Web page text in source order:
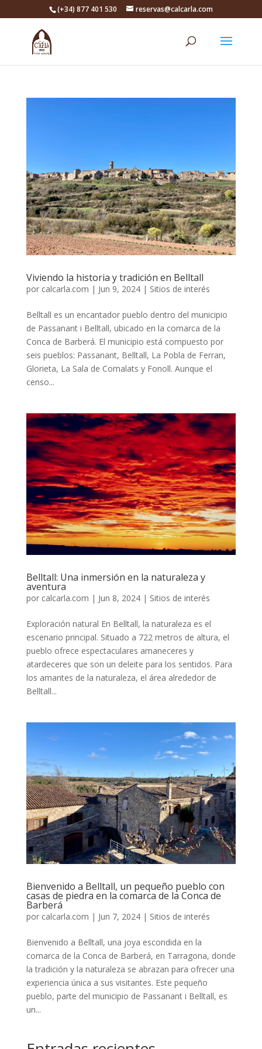
(+34) 877 401 530 reservas@calcarla.com
Viviendo la historia y tradición en Belltall
por calcarla.com | Jun 9, 2024| Sitios de interés
Belltall es un encantador pueblo dentro del municipio
de Passanant i Belltall, ubicado en la comarca de la
Conca de Barberá. El municipio está compuesto por
seis pueblos: Passanant, Belltall, La Pobla de Ferran,
Glorieta, La Sala de Comalats y Fonoll. Aunque el
censo...
Belltall: Una inmersión en la naturaleza y
aventura
por calcarla.com | Jun 8, 2024| Sitios de interés
Exploración natural En Belltall, la naturaleza es el
escenario principal. Situado a 722 metros de altura, el
pueblo ofrece espectaculares amaneceres y
atardeceres que son un deleite para los sentidos. Para
los amantes de la naturaleza, el área alrededor de
Belltall...
Bienvenido a Belltall, un pequeño pueblo con
casas de piedra en la comarca de la Conca de
Barberá
por calcarla.com | Jun 7, 2024| Sitios de interés
Bienvenido a Belltall, una joya escondida en la
comarca de la Conca de Barberá, en Tarragona, donde
la tradición y la naturaleza se abrazan para ofrecer una
experiencia única a sus visitantes. Este pequeño
pueblo, parte del municipio de Passanant i Belltall, es
un...